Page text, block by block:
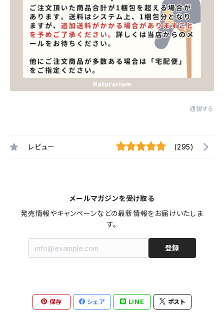
通報する
レビュー (295)
メールマガジンを受け取る
発売情報やキャンペーンなどの最新情報をお届けいたしま
す。
登録
保存 シェア LINE ポスト